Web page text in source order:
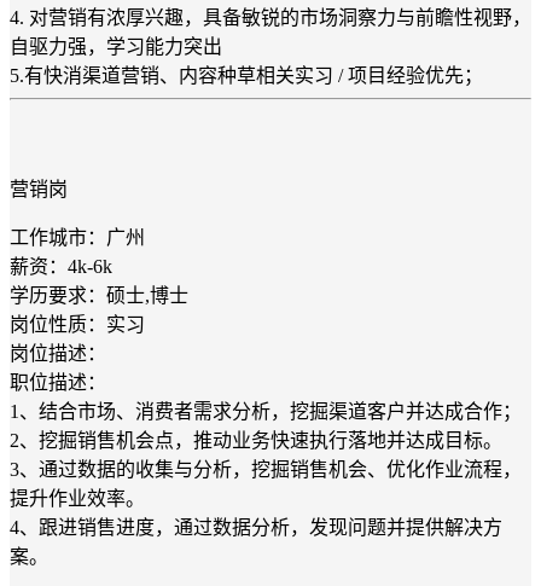
4. 对营销有浓厚兴趣，具备敏锐的市场洞察力与前瞻性视野，
自驱力强，学习能力突出
5.有快消渠道营销、内容种草相关实习 / 项目经验优先；
营销岗
工作城市：广州
薪资：4k-6k
学历要求：硕士,博士
岗位性质：实习
岗位描述：
职位描述：
1、结合市场、消费者需求分析，挖掘渠道客户并达成合作；
2、挖掘销售机会点，推动业务快速执行落地并达成目标。
3、通过数据的收集与分析，挖掘销售机会、优化作业流程，
提升作业效率。
4、跟进销售进度，通过数据分析，发现问题并提供解决方
案。